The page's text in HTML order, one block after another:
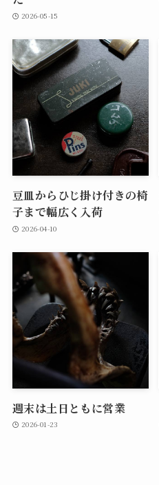
2026-05-15
豆皿からひじ掛け付きの椅
子まで幅広く入荷
2026-04-10
週末は土日ともに営業
2026-01-23